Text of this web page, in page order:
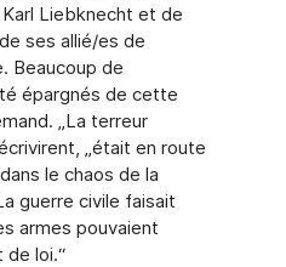
Liebknecht et de
ses allié/es de
Beaucoup de
épargnés de cette
„La terreur
„était en route
le chaos de la
guerre civile faisait
armes pouvaient
loi.“